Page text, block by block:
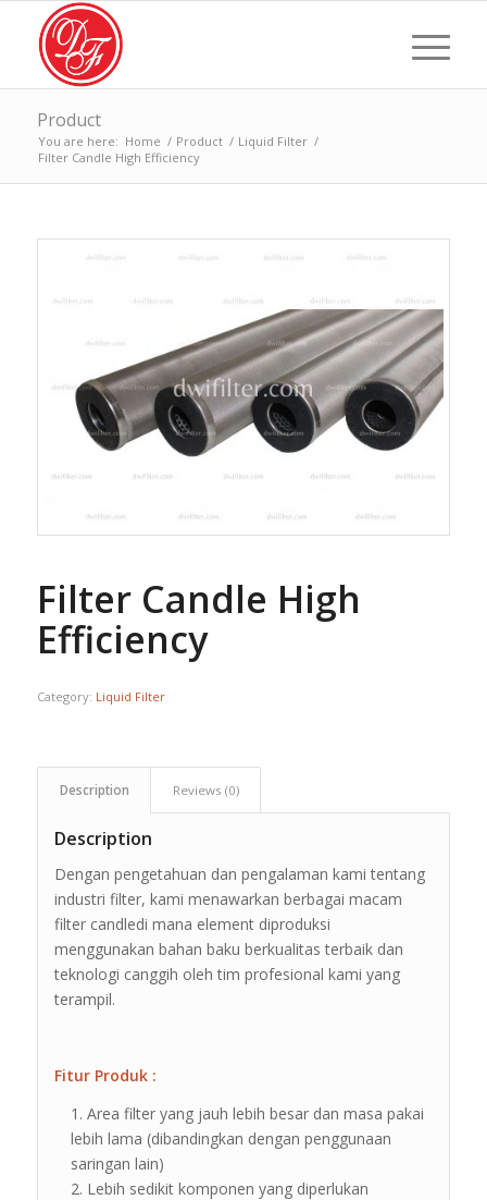
Product
You are here: Home / Product / Liquid Filter /
Filter Candle High Efficiency
Filter Candle High
Efficiency
Category: Liquid Filter
Description Reviews (0)
Description
Dengan pengetahuan dan pengalaman kami tentang
industri filter, kami menawarkan berbagai macam
filter candledi mana element diproduksi
menggunakan bahan baku berkualitas terbaik dan
teknologi canggih oleh tim profesional kami yang
terampil.
Fitur Produk :
Area filter yang jauh lebih besar dan masa pakai
lebih lama (dibandingkan dengan penggunaan
saringan lain)
Lebih sedikit komponen yang diperlukan